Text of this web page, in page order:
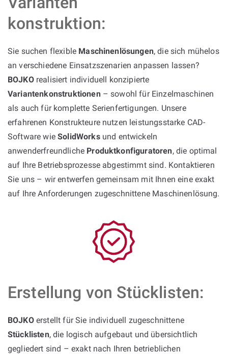
konstruktion:
Sie suchen flexible Maschinenlösungen, die sich mühelos
an verschiedene Einsatzszenarien anpassen lassen?
BOJKOrealisiert individuell konzipierte
Variantenkonstruktionen– sowohl für Einzelmaschinen
als auch für komplette Serienfertigungen. Unsere
erfahrenen Konstrukteure nutzen leistungsstarke CAD-
Software wieSolidWorksund entwickeln
anwenderfreundliche Produktkonfiguratoren, die optimal
auf Ihre Betriebsprozesse abgestimmt sind. Kontaktieren
Sie uns – wir entwerfen gemeinsam mit Ihnen eine exakt
auf Ihre Anforderungen zugeschnittene Maschinenlösung.
Erstellung von Stücklisten:
BOJKOerstellt für Sie individuell zugeschnittene
Stücklisten, die logisch aufgebaut und übersichtlich
gegliedert sind – exakt nach Ihren betrieblichen